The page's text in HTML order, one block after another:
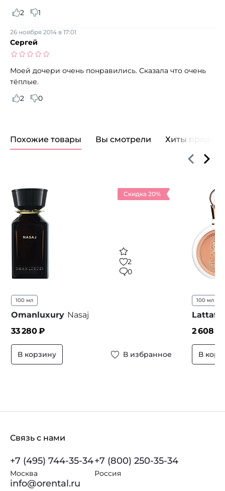
2
1
Сергей
26 ноября 2014 в 17:01
Моей дочери очень понравились. Сказала что очень
тёплые.
2
0
Похожие товары Вы смотрели Хиты продаж
Скидка 20%
2
0
100 мл
Omanluxury Nasaj
33 280₽
В корзину В избранное
100 мл
Lattafa
2 608
В
Связь с нами
+7 (495) 744-35-34
Москва
+7 (800) 250-35-34
Россия
info@orental.ru